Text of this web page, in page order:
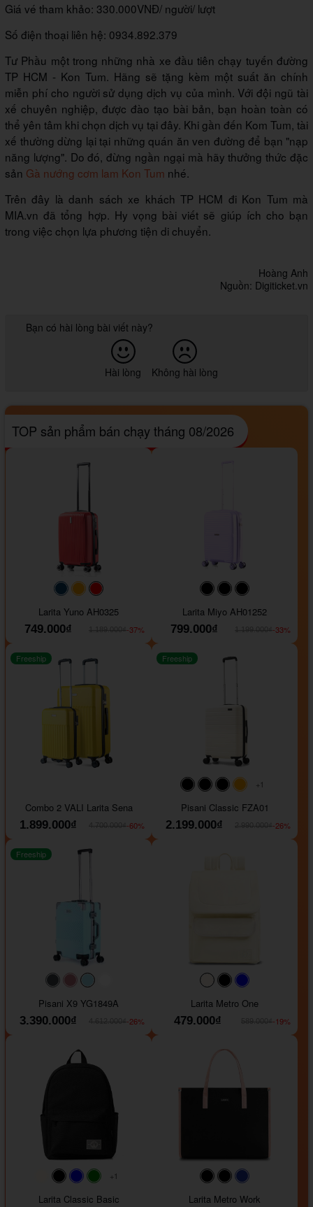
Giá vé tham khảo: 330.000VNĐ/ người/ lượt
Số điện thoại liên hệ: 0934.892.379
Tư Phầu một trong những nhà xe đầu tiên chạy tuyến đường
TP HCM - Kon Tum. Hãng sẽ tặng kèm một suất ăn chính
miễn phí cho người sử dụng dịch vụ của mình. Với đội ngũ tài
xế chuyên nghiệp, được đào tạo bài bản, bạn hoàn toàn có
thể yên tâm khi chọn dịch vụ tại đây. Khi gần đến Kom Tum, tài
xế thường dừng lại tại những quán ăn ven đường để bạn "nạp
năng lượng". Do đó, đừng ngần ngại mà hãy thưởng thức đặc
sản Gà nướng cơm lam Kon Tum nhé.
Trên đây là danh sách xe khách TP HCM đi Kon Tum mà
MIA.vn đã tổng hợp. Hy vọng bài viết sẽ giúp ích cho bạn
trong việc chọn lựa phương tiện di chuyển.
Hoàng Anh
Nguồn: Digiticket.vn
Bạn có hài lòng bài viết này?
Hài lòng Không hài lòng
TOP sản phẩm bán chạy tháng 08/2026
#093f69#ffa500
Larita Yuno AH0325
749.000₫
-37%
#000000#000000
Larita Miyo AH01252
799.000₫
-33%
Freeship
Combo 2 VALI Larita Sena
1.899.000₫
-60%
#000000#000000
#000000
#ffa500
+1
Freeship
Pisani Classic FZA01
2.199.000₫
-26%
#40454a#b76e79
#9ad8e7
Freeship
Pisani X9 YG1849A
3.390.000₫
-26%
#faf0e6#000000
Larita Metro One
479.000₫
-19%
#faf0e6
#000000#0000FF#008000
+1
Larita Classic Basic
#000000#000000
Larita Metro Work